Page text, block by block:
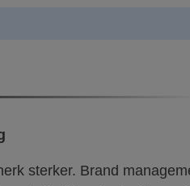
sterker. Brand